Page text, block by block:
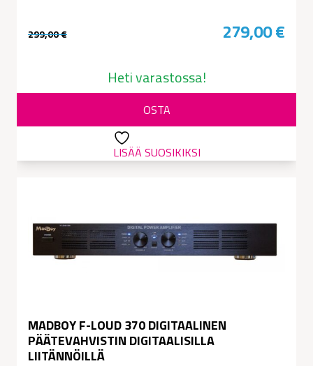
299,00€
oli:
279,00€
on:
Heti varastossa!
OSTA
LISÄÄ SUOSIKIKSI
MADBOY F-LOUD 370 DIGITAALINEN
PÄÄTEVAHVISTIN DIGITAALISILLA
LIITÄNNÖILLÄ